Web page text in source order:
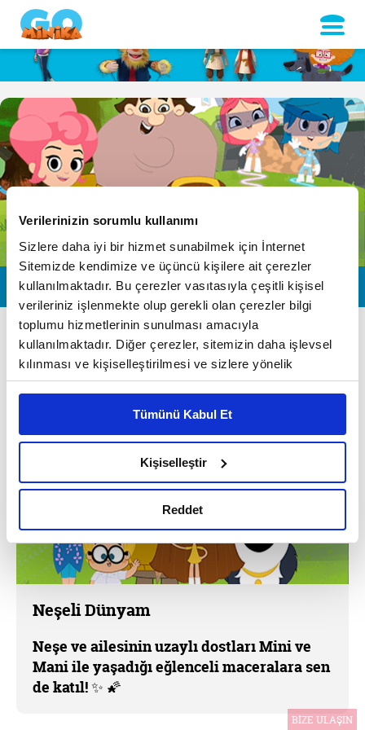
Verilerinizin sorumlu kullanımı
Sizlere daha iyi bir hizmet sunabilmek için İnternet
Sitemizde kendimize ve üçüncü kişilere ait çerezler
kullanılmaktadır. Bu çerezler vasıtasıyla çeşitli kişisel
verileriniz işlenmekte olup gerekli olan çerezler bilgi
toplumu hizmetlerinin sunulması amacıyla
kullanılmaktadır. Diğer çerezler, sitemizin daha işlevsel
kılınması ve kişiselleştirilmesi ve sizlere yönelik
reklam/pazarlama faaliyetlerinin yapılması, amaçlarıyla
Çerezlere ilişkin tercihlerinizi çerez paneli vasıtasıyla
belirleyebilirsiniz. Çerezlere ilişkin detaylı bilgi için
Ayarlar butonuna tıklayabilir,Çerez Bilgilendirme
Metnimizi ziyaret edebilirsiniz.
okumak ve sitemizi ziyaretiniz kapsamında
gerçekleştirilen veri işleme faaliyetleri ile ilgili daha
detaylı bilgi almak için lütfen tıklayınız.
Tümünü Kabul Et
Kişiselleştir
Reddet
Neşeli
Dünyam
TANITIM
Neşeli Dünyam
Neşe ve ailesinin uzaylı dostları Mini ve
Mani ile yaşadığı eğlenceli maceralara sen
de katıl! ✨ 🌠
BİZE ULAŞIN